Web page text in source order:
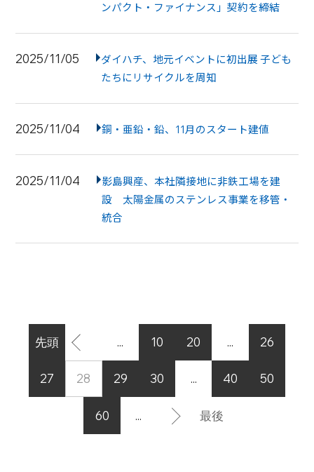
ンパクト・ファイナンス」契約を締結
2025/11/05
ダイハチ、地元イベントに初出展 子ども
たちにリサイクルを周知
2025/11/04 銅・亜鉛・鉛、11月のスタート建値
2025/11/04
影島興産、本社隣接地に非鉄工場を建
設 太陽金属のステンレス事業を移管・
統合
先頭 ... 10 20 ... 26
27 28 29 30 ... 40 50
60 ... 最後